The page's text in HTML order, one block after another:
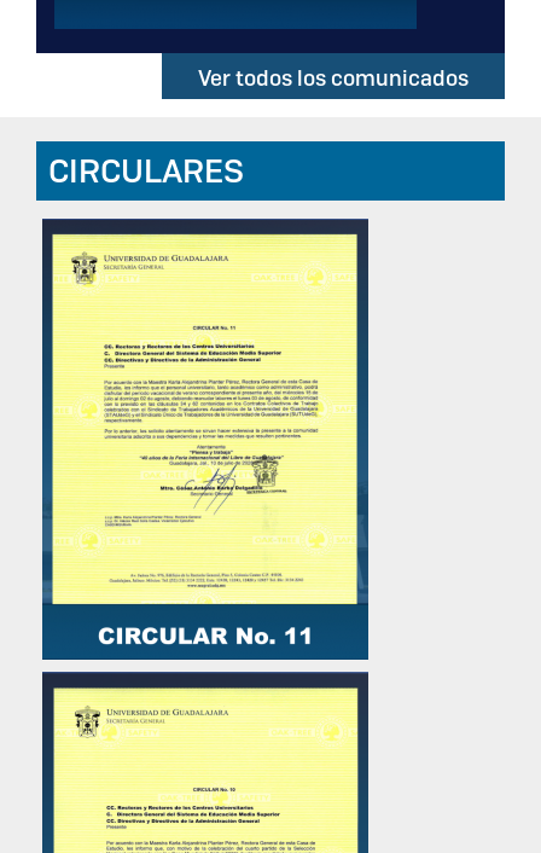
Ver todos los comunicados
CIRCULARES